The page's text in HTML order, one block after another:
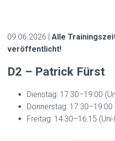
09.06.2026 | Alle
veröffentlicht!
D2 – Patrick Fürst
Dienstag: 17:30–19:00
Donnerstag: 17:30–19:00
Freitag: 14:30–16:15